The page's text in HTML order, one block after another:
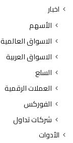
اخبار
الأسهم
الاسواق العالمية
الاسواق العربية
السلع
العملات الرقمية
الفوركس
شركات تداول
الأدوات